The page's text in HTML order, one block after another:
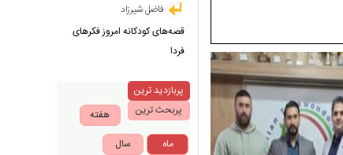
فاضل شیرزاد
قصه‌های کودکانه امروز فکرهای
فردا
پربازدید ترین
پربحث ترین
هفته
ماه
سال